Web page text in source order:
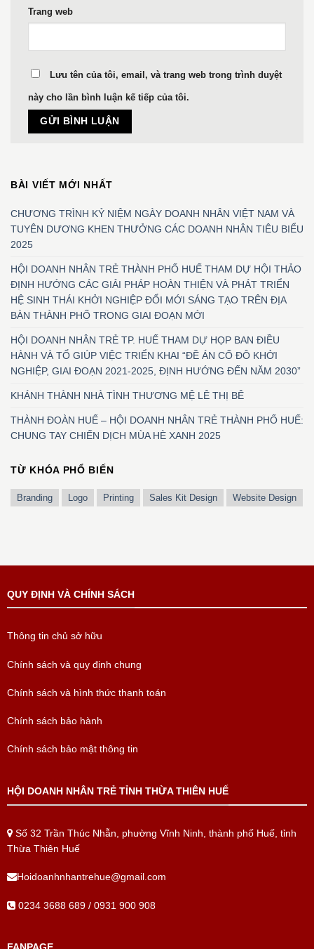
Trang web
Lưu tên của tôi, email, và trang web trong trình duyệt
này cho lần bình luận kế tiếp của tôi.
BÀI VIẾT MỚI NHẤT
CHƯƠNG TRÌNH KỶ NIỆM NGÀY DOANH NHÂN VIỆT NAM VÀ
TUYÊN DƯƠNG KHEN THƯỞNG CÁC DOANH NHÂN TIÊU BIỂU
2025
HỘI DOANH NHÂN TRẺ THÀNH PHỐ HUẾ THAM DỰ HỘI THẢO
ĐỊNH HƯỚNG CÁC GIẢI PHÁP HOÀN THIỆN VÀ PHÁT TRIỂN
HỆ SINH THÁI KHỞI NGHIỆP ĐỔI MỚI SÁNG TẠO TRÊN ĐỊA
BÀN THÀNH PHỐ TRONG GIAI ĐOẠN MỚI
HỘI DOANH NHÂN TRẺ TP. HUẾ THAM DỰ HỌP BAN ĐIỀU
HÀNH VÀ TỔ GIÚP VIỆC TRIỂN KHAI “ĐỀ ÁN CỐ ĐÔ KHỞI
NGHIỆP, GIAI ĐOẠN 2021-2025, ĐỊNH HƯỚNG ĐẾN NĂM 2030”
KHÁNH THÀNH NHÀ TÌNH THƯƠNG MỆ LÊ THỊ BÊ
THÀNH ĐOÀN HUẾ – HỘI DOANH NHÂN TRẺ THÀNH PHỐ HUẾ:
CHUNG TAY CHIẾN DỊCH MÙA HÈ XANH 2025
TỪ KHÓA PHỔ BIẾN
Branding Logo Printing Sales Kit Design Website Design
QUY ĐỊNH VÀ CHÍNH SÁCH
Thông tin chủ sở hữu
Chính sách và quy định chung
Chính sách và hình thức thanh toán
Chính sách bảo hành
Chính sách bảo mật thông tin
HỘI DOANH NHÂN TRẺ TỈNH THỪA THIÊN HUẾ
Số 32 Trần Thúc Nhẫn, phường Vĩnh Ninh, thành phố Huế, tỉnh
Thừa Thiên Huế
Hoidoanhnhantrehue@gmail.com
0234 3688 689 / 0931 900 908